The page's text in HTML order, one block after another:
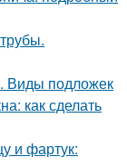
Виды подложек
как сделать
и фартук: